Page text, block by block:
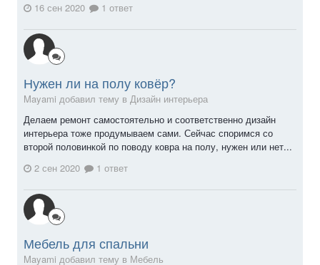
16 сен 2020
1 ответ
Нужен ли на полу ковёр?
Mayami добавил тему в Дизайн интерьера
Делаем ремонт самостоятельно и соответственно дизайн
интерьера тоже продумываем сами. Сейчас споримся со
второй половинкой по поводу ковра на полу, нужен или нет...
2 сен 2020
1 ответ
Мебель для спальни
Mayami добавил тему в Мебель